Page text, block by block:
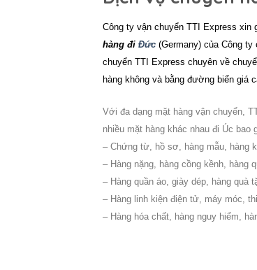
Công ty vận chuyển TTI Express xin
hàng đi Đức (Germany) của Công ty
chuyển TTI Express chuyên về
hàng không và bằng đường biển giá
Với đa dạng mặt hàng vận chuyển,
nhiều mặt hàng khác nhau đi Úc bao
– Chứng từ, hồ sơ, hàng mẫu, hàng
– Hàng nặng, hàng cồng kềnh, hàng
– Hàng quần áo, giày dép, hàng quà
– Hàng linh kiện điện tử, máy móc,
– Hàng hóa chất, hàng nguy hiểm,